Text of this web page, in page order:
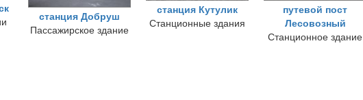
станция Добруш
Пассажирское здание
станция Кутулик
Станционные здания
путевой пост
Лесовозный
Станционное здание